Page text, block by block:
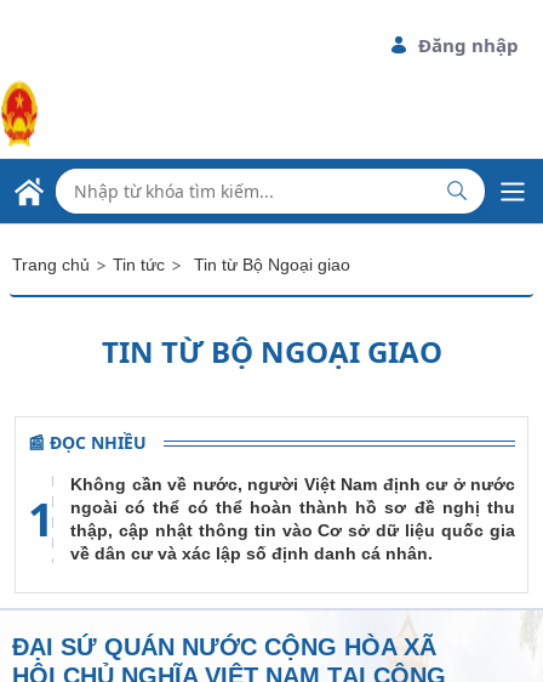
Đăng nhập
ĐẠI SỨ QUÁN VIỆT NAM
TẠI CỘNG HÒA BELARUS
Trang chủ > Tin tức > Tin từ Bộ Ngoại giao
TIN TỪ BỘ NGOẠI GIAO
📰 ĐỌC NHIỀU
1
Không cần về nước, người Việt Nam định cư ở nước
ngoài có thể có thể hoàn thành hồ sơ đề nghị thu
thập, cập nhật thông tin vào Cơ sở dữ liệu quốc gia
về dân cư và xác lập số định danh cá nhân.
ĐẠI SỨ QUÁN NƯỚC CỘNG HÒA XÃ
HỘI CHỦ NGHĨA VIỆT NAM TẠI CỘNG